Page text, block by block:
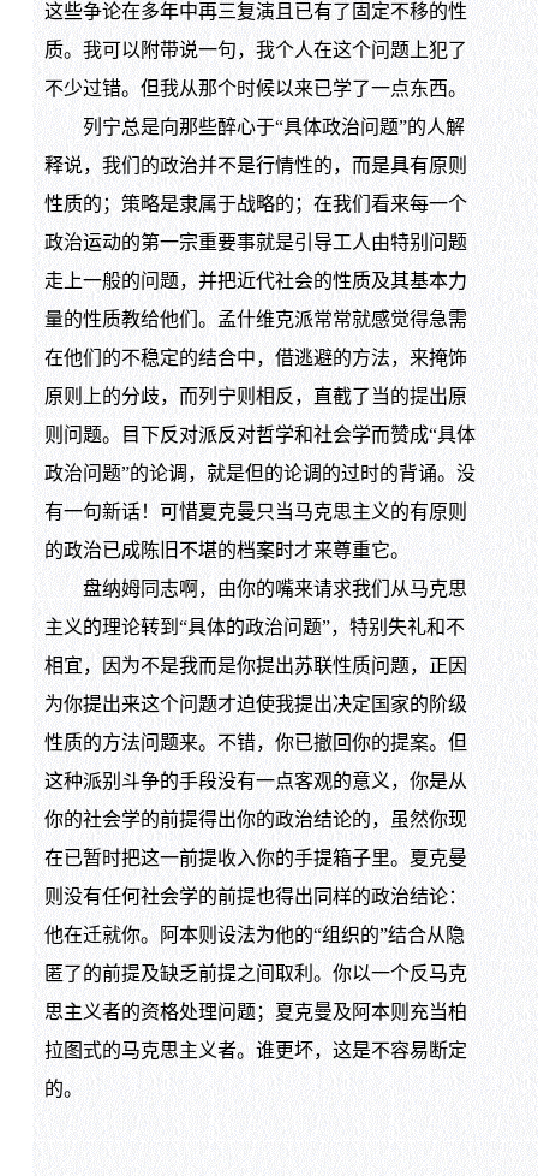
这些争论在多年中再三复演且已有了固定不移的性
质。我可以附带说一句，我个人在这个问题上犯了
不少过错。但我从那个时候以来已学了一点东西。
列宁总是向那些醉心于“具体政治问题”的人解
释说，我们的政治并不是行情性的，而是具有原则
性质的；策略是隶属于战略的；在我们看来每一个
政治运动的第一宗重要事就是引导工人由特别问题
走上一般的问题，并把近代社会的性质及其基本力
量的性质教给他们。孟什维克派常常就感觉得急需
在他们的不稳定的结合中，借逃避的方法，来掩饰
原则上的分歧，而列宁则相反，直截了当的提出原
则问题。目下反对派反对哲学和社会学而赞成“具体
政治问题”的论调，就是但的论调的过时的背诵。没
有一句新话！可惜夏克曼只当马克思主义的有原则
的政治已成陈旧不堪的档案时才来尊重它。
盘纳姆同志啊，由你的嘴来请求我们从马克思
主义的理论转到“具体的政治问题”，特别失礼和不
相宜，因为不是我而是你提出苏联性质问题，正因
为你提出来这个问题才迫使我提出决定国家的阶级
性质的方法问题来。不错，你已撤回你的提案。但
这种派别斗争的手段没有一点客观的意义，你是从
你的社会学的前提得出你的政治结论的，虽然你现
在已暂时把这一前提收入你的手提箱子里。夏克曼
则没有任何社会学的前提也得出同样的政治结论：
他在迁就你。阿本则设法为他的“组织的”结合从隐
匿了的前提及缺乏前提之间取利。你以一个反马克
思主义者的资格处理问题；夏克曼及阿本则充当柏
拉图式的马克思主义者。谁更坏，这是不容易断定
的。